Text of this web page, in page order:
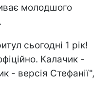
молодшого
сьогодні 1 рік!
Калачик -
- версія Стефанії",